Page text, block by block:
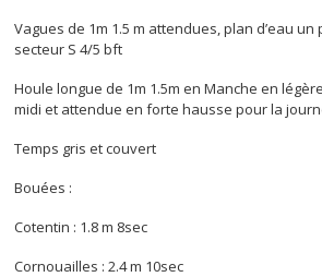
Vagues de 1m 1.5 m attendues, plan d’eau
secteur S 4/5 bft
Houle longue de 1m 1.5m en Manche en
midi et attendue en forte hausse pour la
Temps gris et couvert
Bouées :
Cotentin : 1.8 m 8sec
Cornouailles : 2.4 m 10sec